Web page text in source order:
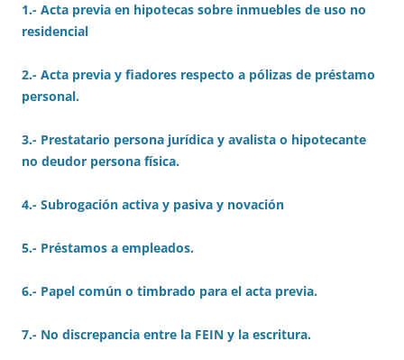
1.- Acta previa en hipotecas sobre inmuebles de uso no
residencial
2.- Acta previa y fiadores respecto a pólizas de préstamo
personal.
3.- Prestatario persona jurídica y avalista o hipotecante
no deudor persona física.
4.- Subrogación activa y pasiva y novación
5.- Préstamos a empleados.
6.- Papel común o timbrado para el acta previa.
7.- No discrepancia entre la FEIN y la escritura.